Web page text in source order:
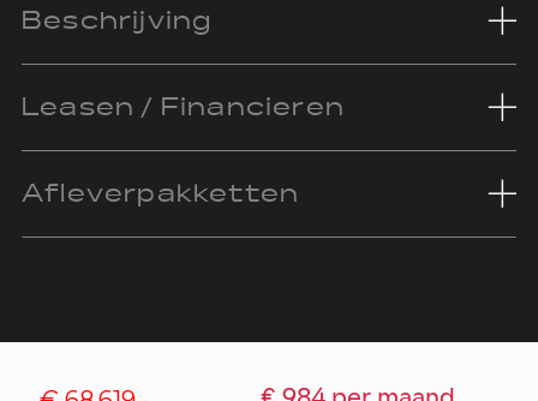
Beschrijving
Leasen / Financieren
Afleverpakketten